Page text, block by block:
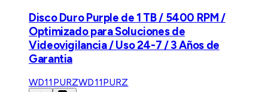
Disco Duro Purple de 1 TB / 5400 RPM /
Optimizado para Soluciones de
Videovigilancia / Uso 24-7 / 3 Años de
Garantia
WD11PURZWD11PURZ